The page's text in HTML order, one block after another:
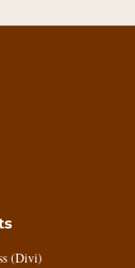
(Divi)